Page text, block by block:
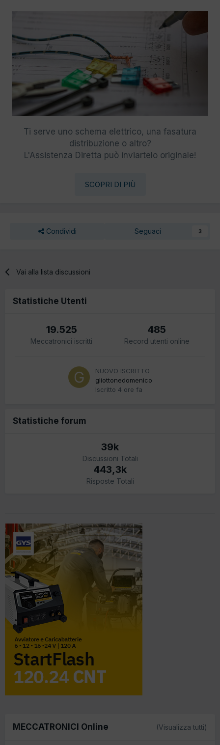
Ti serve uno schema elettrico, una fasatura
distribuzione o altro?
L'Assistenza Diretta può inviartelo originale!
SCOPRI DI PIÙ
Condividi Seguaci 3
Vai alla lista discussioni
Statistiche Utenti
19.525
Meccatronici iscritti
485
Record utenti online
NUOVO ISCRITTO
gliottonedomenico
Iscritto 4 ore fa
Statistiche forum
39k
Discussioni Totali
443,3k
Risposte Totali
MECCATRONICI Online (Visualizza tutti)